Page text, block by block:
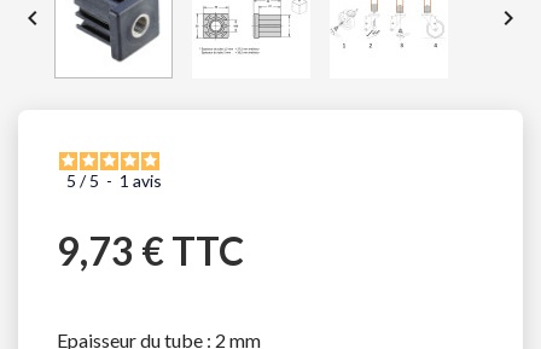
 
5 / 5 - 1 avis
9,73 € TTC
Epaisseur du tube : 2 mm